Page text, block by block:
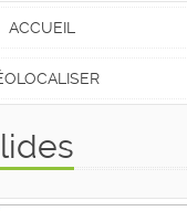
ACCUEIL